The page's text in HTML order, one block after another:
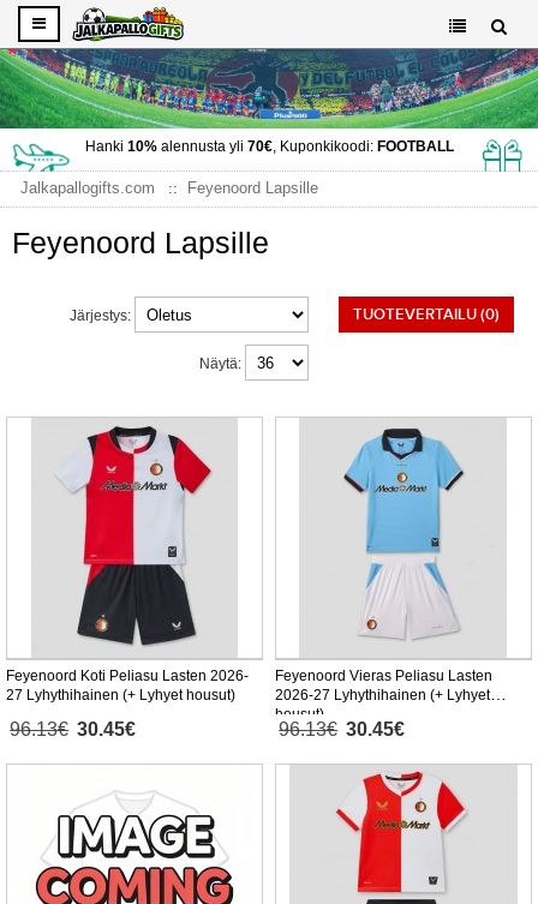
Hanki 10%alennusta yli 70€, Kuponkikoodi: FOOTBALL
Jalkapallogifts.com Feyenoord Lapsille
Feyenoord Lapsille
TUOTEVERTAILU (0)
Järjestys:
Näytä:
Feyenoord Koti Peliasu Lasten 2026-
27 Lyhythihainen (+ Lyhyet housut)
96.13€ 30.45€
Feyenoord Vieras Peliasu Lasten
2026-27 Lyhythihainen (+ Lyhyet
housut)
96.13€ 30.45€